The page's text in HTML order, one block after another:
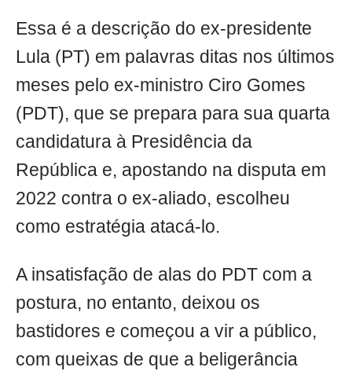
Essa é a descrição do ex-presidente
Lula (PT) em palavras ditas nos últimos
meses pelo ex-ministro Ciro Gomes
(PDT), que se prepara para sua quarta
candidatura à Presidência da
República e, apostando na disputa em
2022 contra o ex-aliado, escolheu
como estratégia atacá-lo.
A insatisfação de alas do PDT com a
postura, no entanto, deixou os
bastidores e começou a vir a público,
com queixas de que a beligerância